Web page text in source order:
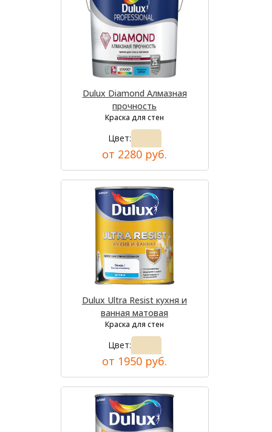
Dulux Diamond Алмазная
прочность
Краска для стен
Цвет:
от 2280 руб.
Dulux Ultra Resist кухня и
ванная матовая
Краска для стен
Цвет:
от 1950 руб.